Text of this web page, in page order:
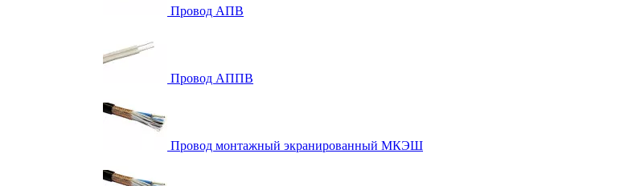
Провод АПВ
Провод АППВ
Провод монтажный экранированный МКЭШ